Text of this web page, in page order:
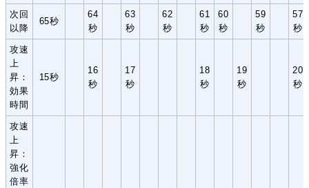
次回
以降
65秒
64
秒
63
秒
62
秒
61
秒
60
秒
59
秒
57
秒
攻速
上
昇：
効果
時間
15秒
16
秒
17
秒
18
秒
19
秒
20
秒
攻速
上
昇：
強化
倍率